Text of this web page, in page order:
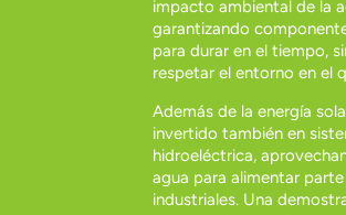
impacto ambiental de la
garantizando
para durar en el tiempo,
respetar el entorno en el
Además de la energía
invertido también en
hidroeléctrica,
agua para alimentar
industriales. Una